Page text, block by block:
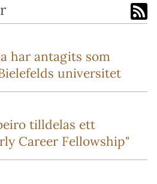
har antagits som
universitet
tilldelas ett
Career Fellowship"